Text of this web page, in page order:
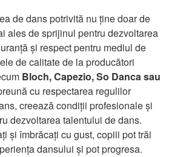
de dans potrivită nu ține doar de
ales de sprijinul pentru dezvoltarea
și respect pentru mediul de
de calitate de la producători
Bloch, Capezio, So Danca sau
cu respectarea regulilor
creează condiții profesionale și
dezvoltarea talentului de dans.
și îmbrăcați cu gust, copiii pot trăi
dansului și pot progresa.